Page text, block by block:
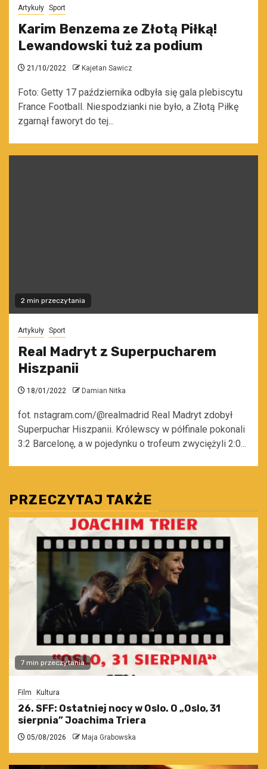
Artykuły Sport
Karim Benzema ze Złotą Piłką!
Lewandowski tuż za podium
21/10/2022 Kajetan Sawicz
Foto: Getty 17 października odbyła się gala plebiscytu
France Football. Niespodzianki nie było, a Złotą Piłkę
zgarnął faworyt do tej...
2 min przeczytania
Artykuły Sport
Real Madryt z Superpucharem
Hiszpanii
18/01/2022 Damian Nitka
fot. nstagram.com/@realmadrid Real Madryt zdobył
Superpuchar Hiszpanii. Królewscy w półfinale pokonali
3:2 Barcelonę, a w pojedynku o trofeum zwyciężyli 2:0...
PRZECZYTAJ TAKŻE
7 min przeczytania
Film Kultura
26. SFF: Ostatniej nocy w Oslo. O „Oslo, 31
sierpnia” Joachima Triera
05/08/2026 Maja Grabowska